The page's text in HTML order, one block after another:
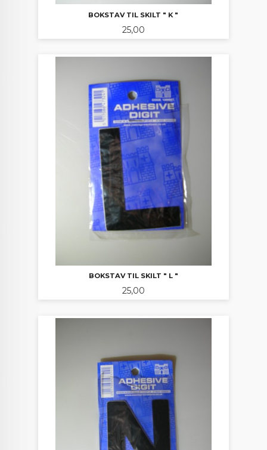
BOKSTAV TIL SKILT " K "
Pris
25,00
BOKSTAV TIL SKILT " L "
Pris
25,00